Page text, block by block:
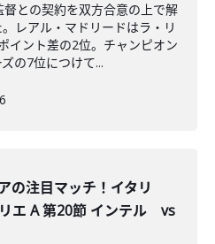
との契約を双方合意の上で解
レアル・マドリードはラ・リ
イント差の2位。チャンピオン
の7位につけて...
の注目マッチ！イタリ
エ A 第20節 インテル vs